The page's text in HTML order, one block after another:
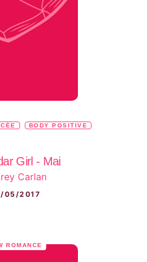
BODY POSITIVE
Girl - Mai
Carlan
05/2017
ROMANCE